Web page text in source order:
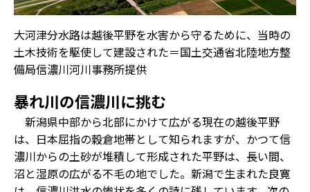
大河津分水路は越後平野を水害から守るために、当時の
土木技術を駆使して建設された＝国土交通省北陸地方整
備局信濃川河川事務所提供
暴れ川の信濃川に挑む
新潟県中部から北部にかけて広がる現在の越後平野
は、日本屈指の穀倉地帯として知られますが、かつて信
濃川からの土砂が堆積して形成された平野は、長い間、
沼と湿原の広がる不毛の地でした。新潟で生まれた良寛